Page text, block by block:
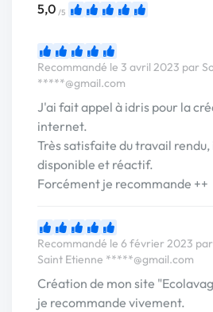
5,0 /5
Recommandé le 3 avril 2023 par
*****@gmail.com
J'ai fait appel à idris pour la
internet.
Très satisfaite du travail
disponible et réactif.
Forcément je recommande ++
Recommandé le 6 février 2023
Saint Etienne *****@gmail.com
Création de mon site
je recommande vivement.